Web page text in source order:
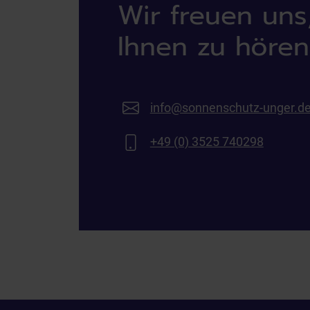
a
l
Wir freuen
Ihnen zu
info@sonnenschutz-unger.de
+49 (0) 3525 740298